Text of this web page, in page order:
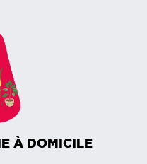
À DOMICILE